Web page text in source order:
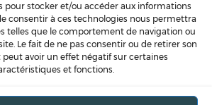
pour stocker et/ou accéder aux informations
consentir à ces technologies nous permettra
telles que le comportement de navigation ou
Le fait de ne pas consentir ou de retirer son
avoir un effet négatif sur certaines
et fonctions.